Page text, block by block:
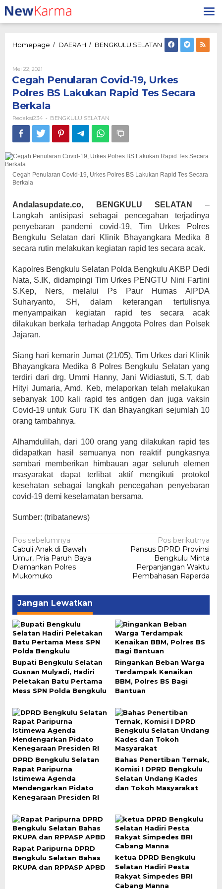
Lewati
ke
konten
Homepage / DAERAH / BENGKULU SELATAN Cegah
Penularan
Urkes
Polres
BS
Mei 22, 2021
Redaksi234
Cegah Penularan Covid-19, Urkes
Polres BS Lakukan Rapid Tes Secara
Berkala
Redaksi234 - BENGKULU SELATAN
Cegah Penularan Covid-19, Urkes Polres BS Lakukan Rapid Tes Secara
Berkala
Andalasupdate.co, BENGKULU SELATAN
–
Langkah antisipasi sebagai pencegahan terjadinya
penyebaran pandemi covid-19, Tim Urkes Polres
Bengkulu Selatan dari Klinik Bhayangkara Medika 8
secara rutin melakukan kegiatan rapid tes secara acak.
Kapolres Bengkulu Selatan Polda Bengkulu AKBP Dedi
Nata, S.IK, didampingi Tim Urkes PENGTU Nini Fartini
S.Kep, Ners, melalui Ps Paur Humas AIPDA
Suharyanto, SH, dalam keterangan tertulisnya
menyampaikan kegiatan rapid tes secara acak
dilakukan berkala terhadap Anggota Polres dan Polsek
Jajaran.
Siang hari kemarin Jumat (21/05), Tim Urkes dari Klinik
Bhayangkara Medika 8 Polres Bengkulu Selatan yang
terdiri dari drg. Ummi Hanny, Jani Widiastuti, S.T, dab
Hityi Jumaria, Amd. Keb, melaporkan telah melakukan
sebanyak 100 kali rapid tes antigen dan juga vaksin
Covid-19 untuk Guru TK dan Bhayangkari sejumlah 10
orang tambahnya.
Alhamdulilah, dari 100 orang yang dilakukan rapid tes
didapatkan hasil semuanya non reaktif pungkasnya
sembari memberikan himbauan agar seluruh elemen
masyarakat dapat terlibat aktif mengikuti protokol
kesehatan sebagai langkah pencegahan penyebaran
covid-19 demi keselamatan bersama.
Sumber: (tribatanews)
Navigasi
pos
Pos sebelumnya
Cabuli Anak di Bawah
Umur, Pria Paruh Baya
Diamankan Polres
Mukomuko
Pos berikutnya
Pansus DPRD Provinsi
Bengkulu Minta
Perpanjangan Waktu
Pembahasan Raperda
Jangan Lewatkan
Bupati Bengkulu Selatan
Gusnan Mulyadi, Hadiri
Peletakan Batu Pertama
Mess SPN Polda Bengkulu
Ringankan Beban Warga
Terdampak Kenaikan
BBM, Polres BS Bagi
Bantuan
DPRD Bengkulu Selatan
Rapat Paripurna
Istimewa Agenda
Mendengarkan Pidato
Kenegaraan Presiden RI
Bahas Penertiban Ternak,
Komisi I DPRD Bengkulu
Selatan Undang Kades
dan Tokoh Masyarakat
Rapat Paripurna DPRD
Bengkulu Selatan Bahas
RKUPA dan RPPASP APBD
ketua DPRD Bengkulu
Selatan Hadiri Pesta
Rakyat Simpedes BRI
Cabang Manna